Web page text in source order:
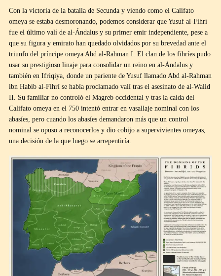
Con la victoria de la batalla de Secunda y viendo como el Califato
omeya se estaba desmoronando, podemos considerar que Yusuf al-Fihrí
fue el último valí de al-Ándalus y su primer emir independiente, pese a
que su figura y emirato han quedado olvidados por su brevedad ante el
triunfo del príncipe omeya Abd al-Rahman I. El clan de los fihríes pudo
usar su prestigioso linaje para consolidar un reino en al-Ándalus y
también en Ifriqiya, donde un pariente de Yusuf llamado Abd al-Rahman
ibn Habib al-Fihrí se había proclamado valí tras el asesinato de al-Walid
II. Su familiar no controló el Magreb occidental y tras la caída del
Califato omeya en el 750 intentó entrar en vasallaje nominal con los
abasíes, pero cuando los abasíes demandaron más que un control
nominal se opuso a reconocerlos y dio cobijo a supervivientes omeyas,
una decisión de la que luego se arrepentiría.